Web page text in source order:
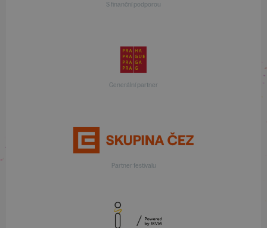
S finanční podporou
Generální partner
Partner festivalu